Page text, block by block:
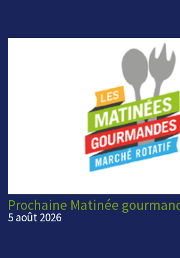
Prochaine Matinée
5 août 2026